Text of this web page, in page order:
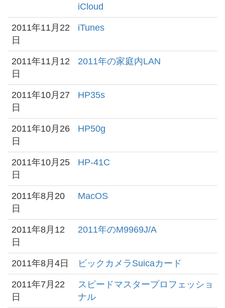
iCloud
2011年11月22
日
iTunes
2011年11月12
日
2011年の家庭内LAN
2011年10月27
日
HP35s
2011年10月26
日
HP50g
2011年10月25
日
HP-41C
2011年8月20
日
MacOS
2011年8月12
日
2011年のM9969J/A
2011年8月4日 ビックカメラSuicaカード
2011年7月22
日
スピードマスタープロフェッショ
ナル